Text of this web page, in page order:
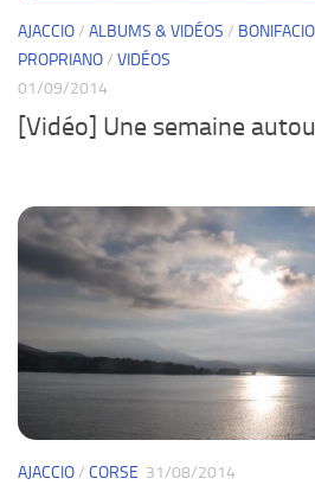
AJACCIO/ ALBUMS & VIDÉOS / BONIFACIO
PROPRIANO/ VIDÉOS
01/09/2014
[Vidéo] Une semaine
AJACCIO/ CORSE 31/08/2014